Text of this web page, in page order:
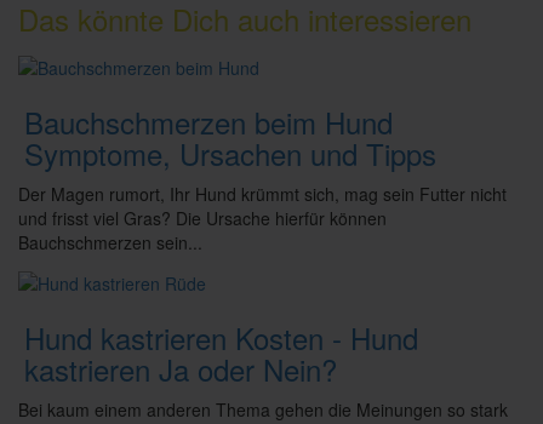
Das könnte Dich auch interessieren
Bauchschmerzen beim Hund
Symptome, Ursachen und Tipps
Der Magen rumort, Ihr Hund krümmt sich, mag sein Futter nicht
und frisst viel Gras? Die Ursache hierfür können
Bauchschmerzen sein...
Hund kastrieren Kosten - Hund
kastrieren Ja oder Nein?
Bei kaum einem anderen Thema gehen die Meinungen so stark